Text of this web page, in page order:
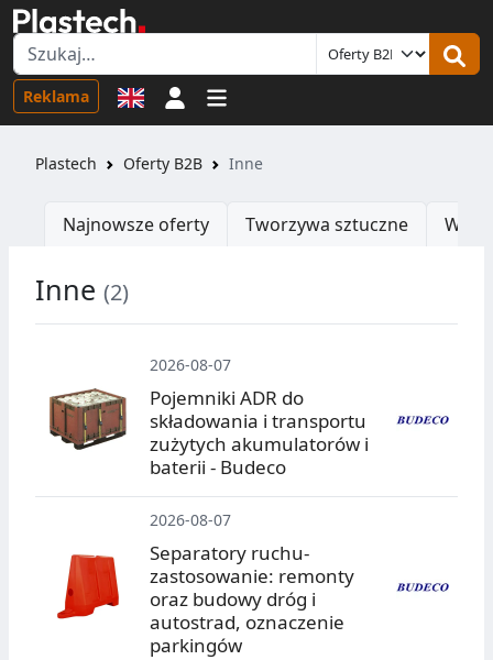
Reklama Logowanie
Plastech Oferty B2B Inne
Najnowsze oferty Tworzywa sztuczne
Inne (2)
2026-08-07
Pojemniki ADR do
składowania i transportu
zużytych akumulatorów i
baterii - Budeco
2026-08-07
Separatory ruchu-
zastosowanie: remonty
oraz budowy dróg i
autostrad, oznaczenie
parkingów